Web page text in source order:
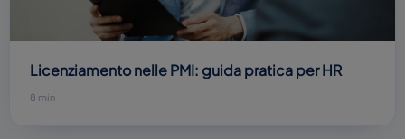
Licenziamento nelle PMI: guida pratica per HR
8 min